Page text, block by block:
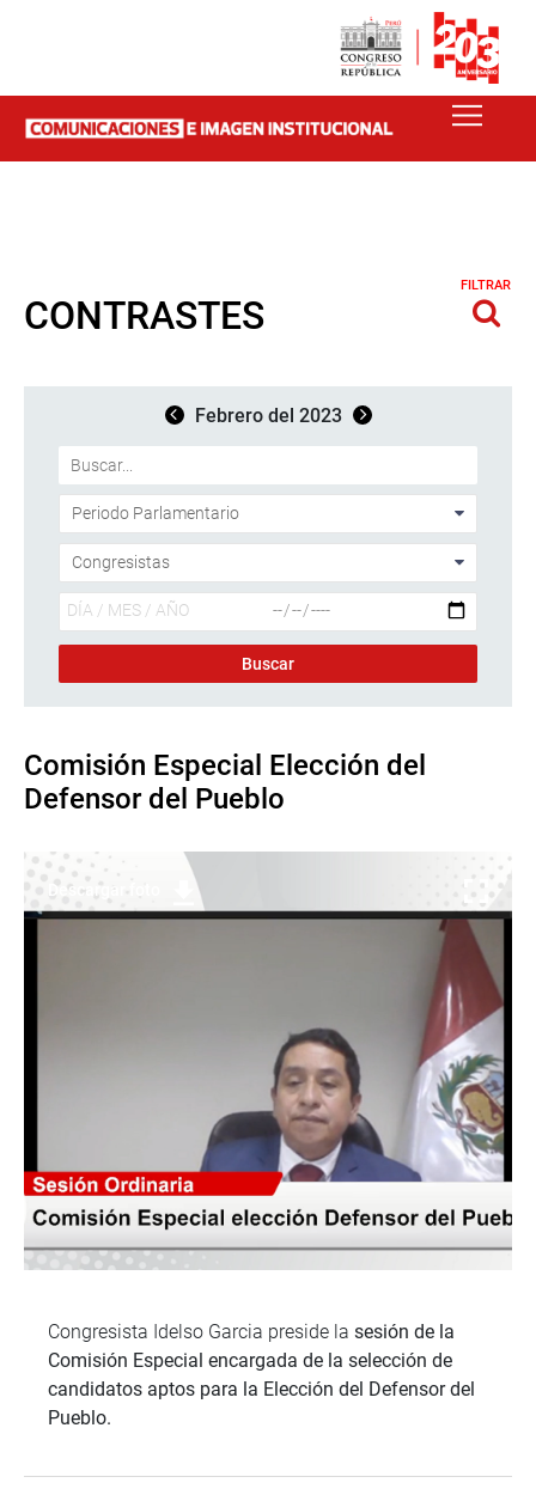
CONTRASTES
FILTRAR
Febrero del 2023
Comisión Especial Elección del
Defensor del Pueblo
Descargar foto
Congresista Idelso Garcia preside la sesión de la
Comisión Especial encargada de la selección de
candidatos aptos para la Elección del Defensor del
Pueblo.